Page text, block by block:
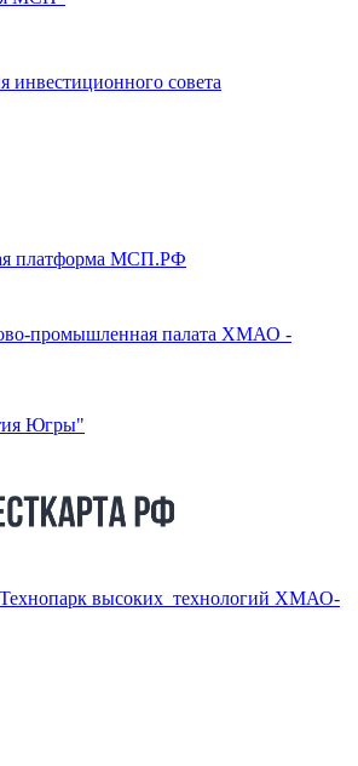
инвестиционного совета
платформа МСП.РФ
промышленная палата ХМАО -
Югры"
Технопарк высоких технологий ХМАО-